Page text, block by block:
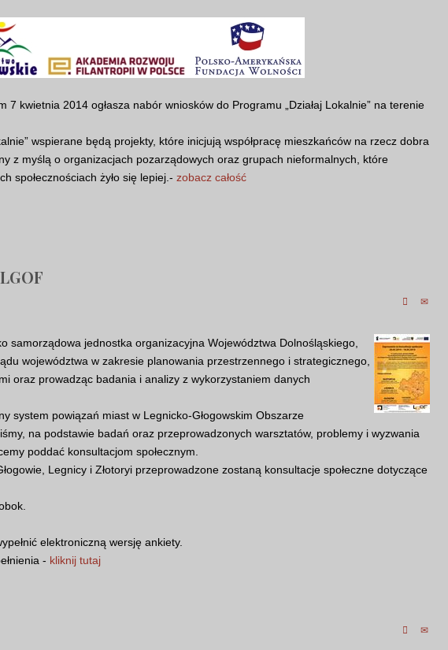
7 kwietnia 2014 ogłasza nabór wniosków do Programu „Działaj Lokalnie” na terenie
wspierane będą projekty, które inicjują współpracę mieszkańców na rzecz dobra
z myślą o organizacjach pozarządowych oraz grupach nieformalnych, które
społecznościach żyło się lepiej.- zobacz całość
samorządowa jednostka organizacyjna Województwa Dolnośląskiego,
województwa w zakresie planowania przestrzennego i strategicznego,
oraz prowadząc badania i analizy z wykorzystaniem danych
system powiązań miast w Legnicko-Głogowskim Obszarze
na podstawie badań oraz przeprowadzonych warsztatów, problemy i wyzwania
poddać konsultacjom społecznym.
Legnicy i Złotoryi przeprowadzone zostaną konsultacje społeczne dotyczące
elektroniczną wersję ankiety.
- kliknij tutaj